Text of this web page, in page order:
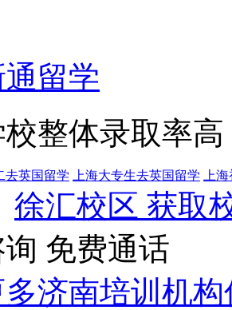
通留学
整体录取率
去英国留学 上海大专生去英国留学 上
徐汇校区 获取
免费通话
济南培训机构